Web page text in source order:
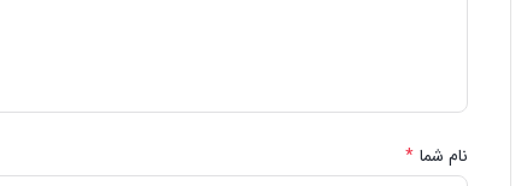
نام شما *